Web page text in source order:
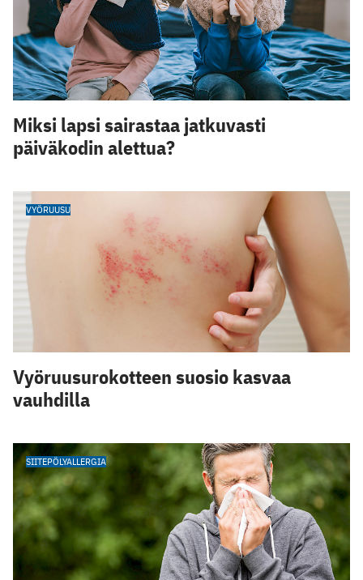
Miksi lapsi sairastaa jatkuvasti
päiväkodin alettua?
VYÖRUUSU
Vyöruusurokotteen suosio kasvaa
vauhdilla
SIITEPÖLYALLERGIA